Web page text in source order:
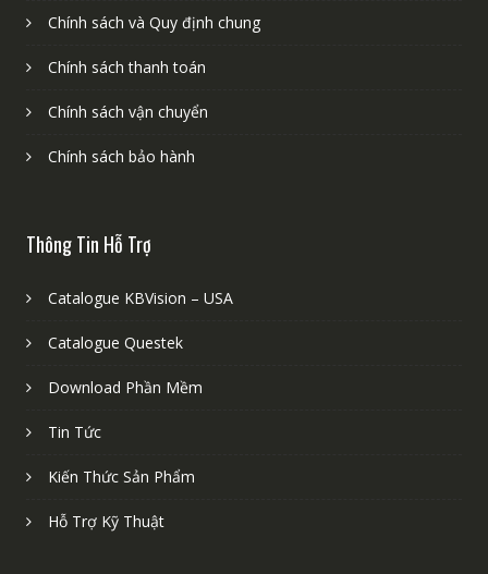
Chính sách và Quy định chung
Chính sách thanh toán
Chính sách vận chuyển
Chính sách bảo hành
Thông Tin Hỗ Trợ
Catalogue KBVision – USA
Catalogue Questek
Download Phần Mềm
Tin Tức
Kiến Thức Sản Phẩm
Hỗ Trợ Kỹ Thuật